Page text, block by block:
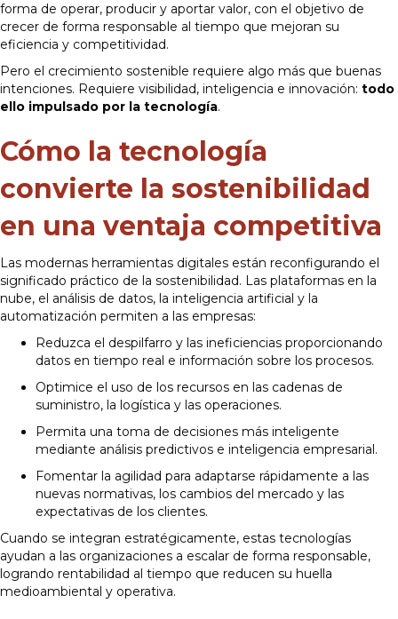
forma de operar, producir y aportar valor, con el objetivo de
crecer de forma responsable al tiempo que mejoran su
eficiencia y competitividad.
Pero el crecimiento sostenible requiere algo más que buenas
intenciones. Requiere visibilidad, inteligencia e innovación: todo
ello impulsado por la tecnología.
Cómo la tecnología
convierte la sostenibilidad
en una ventaja competitiva
Las modernas herramientas digitales están reconfigurando el
significado práctico de la sostenibilidad. Las plataformas en la
nube, el análisis de datos, la inteligencia artificial y la
automatización permiten a las empresas:
Reduzca el despilfarro y las ineficiencias proporcionando
datos en tiempo real e información sobre los procesos.
Optimice el uso de los recursos en las cadenas de
suministro, la logística y las operaciones.
Permita una toma de decisiones más inteligente
mediante análisis predictivos e inteligencia empresarial.
Fomentar la agilidad para adaptarse rápidamente a las
nuevas normativas, los cambios del mercado y las
expectativas de los clientes.
Cuando se integran estratégicamente, estas tecnologías
ayudan a las organizaciones a escalar de forma responsable,
logrando rentabilidad al tiempo que reducen su huella
medioambiental y operativa.